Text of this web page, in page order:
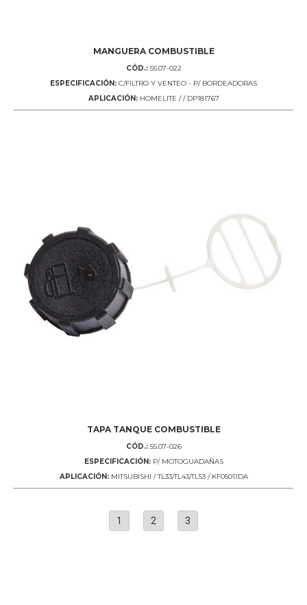
MANGUERA COMBUSTIBLE
CÓD.:55.07-022
ESPECIFICACIÓN: C/FILTRO Y VENTEO - P/ BORDEADORAS
APLICACIÓN:HOMELITE / / DP181767
TAPA TANQUE COMBUSTIBLE
CÓD.:55.07-026
ESPECIFICACIÓN:P/ MOTOGUADAÑAS
APLICACIÓN:MITSUBISHI / TL33/TL43/TL53 / KF05011DA
1 2 3